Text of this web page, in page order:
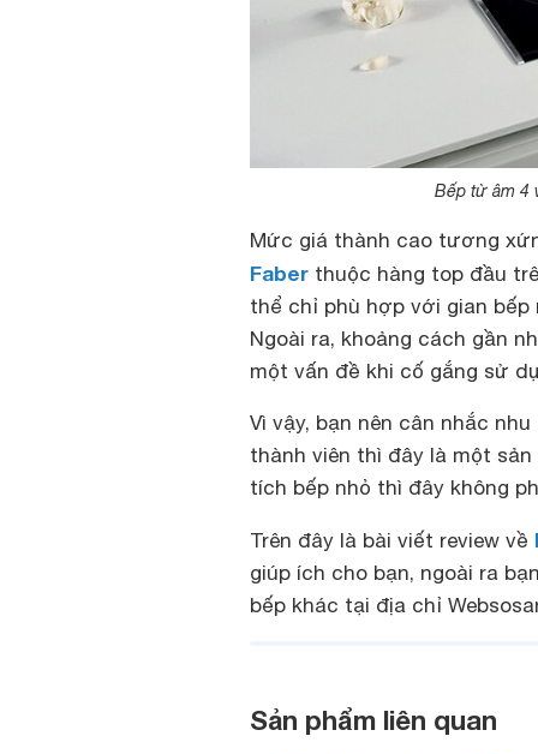
Bếp từ âm 4
Mức giá thành cao tương
Faber thuộc hàng top đầu
thể chỉ phù hợp với gian
Ngoài ra, khoảng cách gần
một vấn đề khi cố gắng sử
Vì vậy, bạn nên cân nhắc
thành viên thì đây là một
tích bếp nhỏ thì đây không
Trên đây là bài viết review về
giúp ích cho bạn, ngoài ra
bếp khác tại địa chỉ
Sản phẩm liên quan